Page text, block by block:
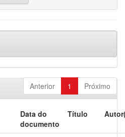
Anterior 1 Próximo
Data do
documento
Título